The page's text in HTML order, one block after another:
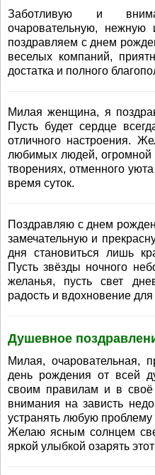
Заботливую и
очаровательную,
поздравляем с днем
веселых компаний,
достатка и полного
Милая женщина, я
Пусть будет сердце
отличного настроения.
любимых людей, огромной
творениях, отменного
время суток.
Поздравляю с днем
замечательную и
дня становиться лишь
Пусть звёзды ночного
желанья, пусть свет
радость и вдохновение
Душевное
Милая, очаровательная,
день рождения от всей
своим правилам и в своё
внимания на зависть
устранять любую проблему
Желаю ясным солнцем
яркой улыбкой озарять